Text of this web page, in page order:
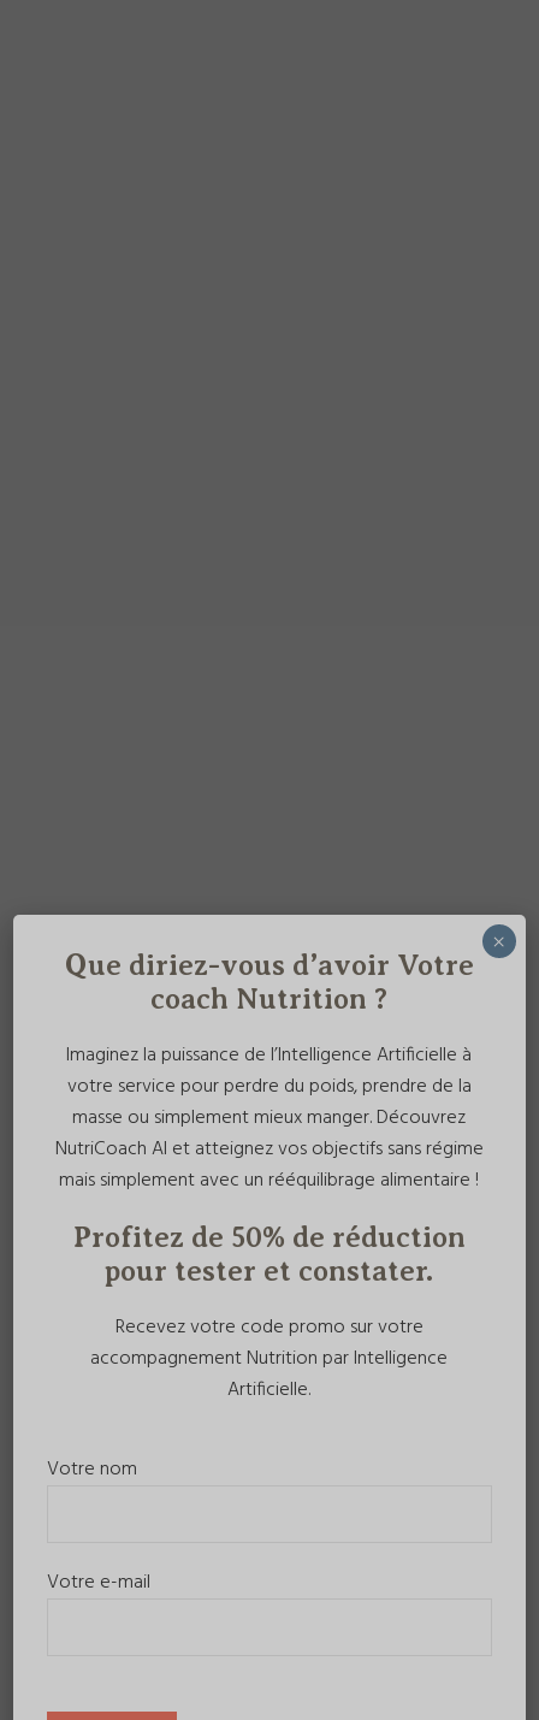
Que diriez-vous d’avoir Votre
coach Nutrition ?
Imaginez la puissance de l’Intelligence Artificielle à
votre service pour perdre du poids, prendre de la
masse ou simplement mieux manger. Découvrez
NutriCoach AI et atteignez vos objectifs sans régime
mais simplement avec un rééquilibrage alimentaire !
Profitez de 50% de réduction
pour tester et constater.
Recevez votre code promo sur votre
accompagnement Nutrition par Intelligence
Artificielle.
Votre nom
Votre e-mail
×